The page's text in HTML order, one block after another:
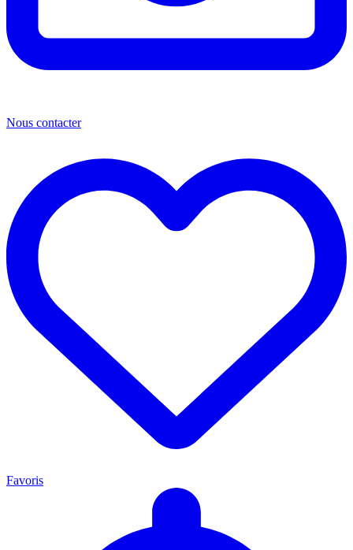
Nous contacter
Favoris